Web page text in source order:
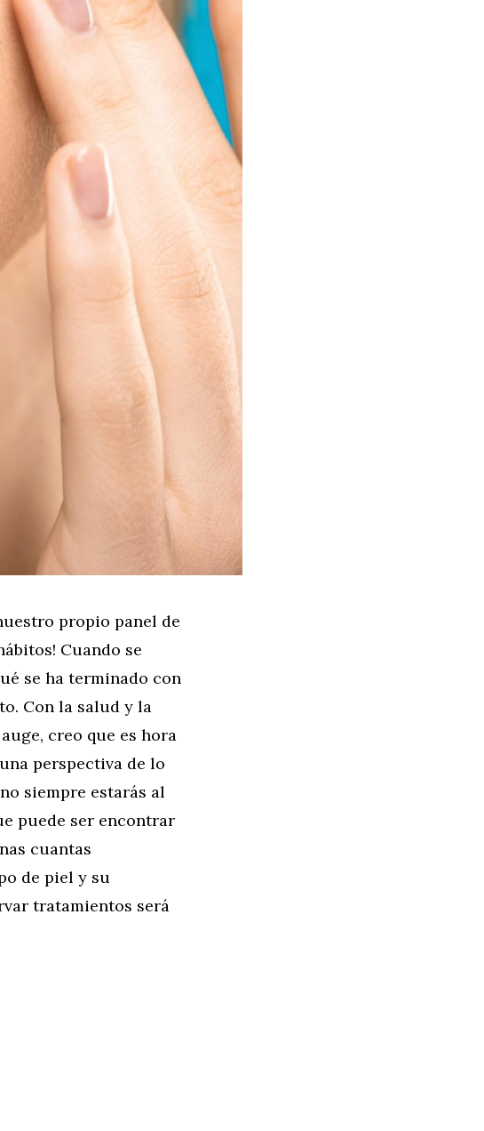
propio panel de
Cuando se
se ha terminado con
Con la salud y la
creo que es hora
perspectiva de lo
siempre estarás al
puede ser encontrar
cuantas
de piel y su
tratamientos será